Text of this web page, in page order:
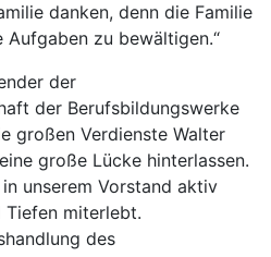
danken, denn die Familie
zu bewältigen.“
der
der Berufsbildungswerke
großen Verdienste Walter
große Lücke hinterlassen.
unserem Vorstand aktiv
Tiefen miterlebt.
des